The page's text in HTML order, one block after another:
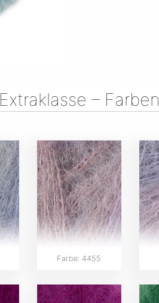
Extraklasse – Farben
Farbe: 4455